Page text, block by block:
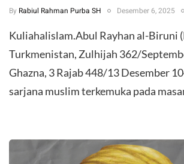
By Rabiul Rahman Purba SH Desember 6, 2025
Kuliahalislam.Abul Rayhan al-Biruni
Turkmenistan, Zulhijah 362/
Ghazna, 3 Rajab 448/13 Desember
sarjana muslim terkemuka pada